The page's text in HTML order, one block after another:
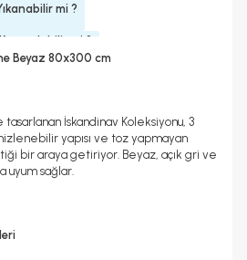
mi ?
mi ?
Beyaz 80x300 cm
İskandinav Koleksiyonu, 3
yapısı ve toz yapmayan
bir araya getiriyor. Beyaz, açık gri ve
uyum sağlar.